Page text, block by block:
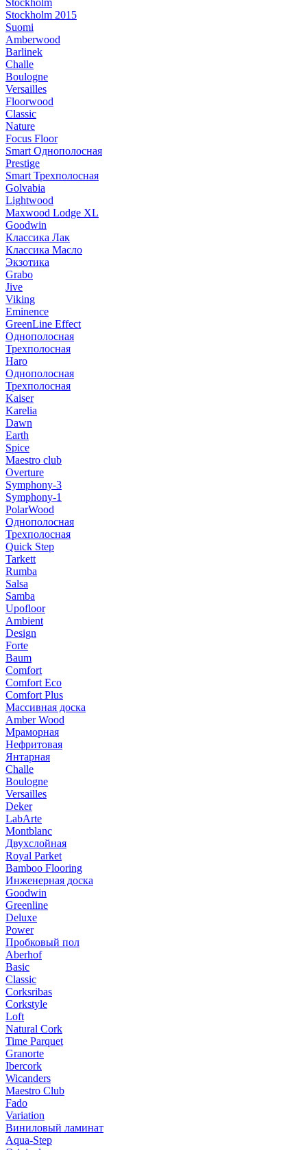
Stockholm
Stockholm 2015
Suomi
Amberwood
Barlinek
Challe
Boulogne
Versailles
Floorwood
Classic
Nature
Focus Floor
Smart Однополосная
Prestige
Smart Трехполосная
Golvabia
Lightwood
Maxwood Lodge XL
Goodwin
Классика Лак
Классика Масло
Экзотика
Grabo
Jive
Viking
Eminence
GreenLine Effect
Однополосная
Трехполосная
Haro
Однополосная
Трехполосная
Kaiser
Karelia
Dawn
Earth
Spice
Maestro club
Overture
Symphony-3
Symphony-1
PolarWood
Однополосная
Трехполосная
Quick Step
Tarkett
Rumba
Salsa
Samba
Upofloor
Ambient
Design
Forte
Baum
Comfort
Comfort Eco
Comfort Plus
Массивная доска
Amber Wood
Мраморная
Нефритовая
Янтарная
Challe
Boulogne
Versailles
Deker
LabArte
Montblanc
Двухслойная
Royal Parket
Bamboo Flooring
Инженерная доска
Goodwin
Greenline
Deluxe
Power
Пробковый пол
Aberhof
Basic
Classic
Corksribas
Corkstyle
Loft
Natural Cork
Time Parquet
Granorte
Ibercork
Wicanders
Мaestro Club
Fado
Variation
Виниловый ламинат
Aqua-Step